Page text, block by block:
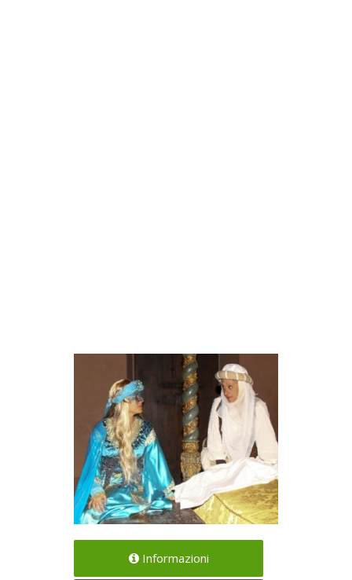
Tornano le visite animate per
Informazioni